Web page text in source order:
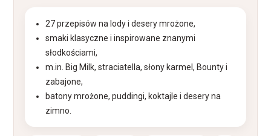
27 przepisów na lody i desery mrożone,
smaki klasyczne i inspirowane znanymi
słodkościami,
m.in. Big Milk, straciatella, słony karmel, Bounty i
zabajone,
batony mrożone, puddingi, koktajle i desery na
zimno.